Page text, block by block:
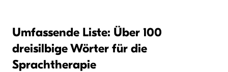
Umfassende Liste: Über 100
dreisilbige Wörter für die
Sprachtherapie